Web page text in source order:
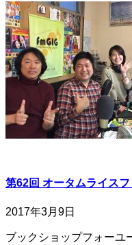
第62回 オータムライス
2017年3月9日
ブックショップフォーユ